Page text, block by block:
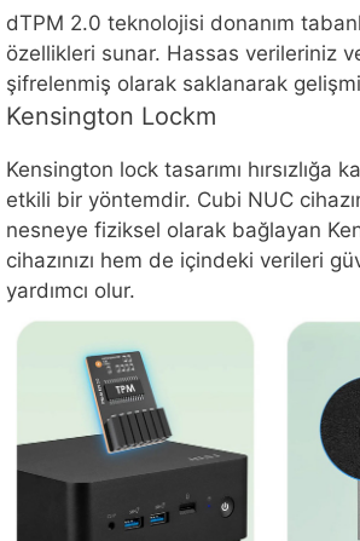
dTPM 2.0 teknolojisi donanım
özellikleri sunar. Hassas verileriniz
şifrelenmiş olarak saklanarak
Kensington Lockm
Kensington lock tasarımı hırsızlığa
etkili bir yöntemdir. Cubi NUC
nesneye fiziksel olarak bağlayan
cihazınızı hem de içindeki verileri
yardımcı olur.